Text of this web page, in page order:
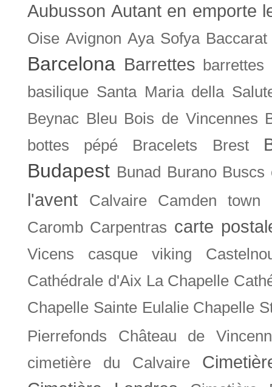
Aubusson Autant en emporte
Oise Avignon Aya Sofya Baccarat
Barcelona Barrettes barrettes
basilique Santa Maria della
Beynac Bleu Bois de Vincennes
bottes pépé
Bracelets Brest
Budapest Bunad Burano Buscs
l'avent Calvaire Camden town
Caromb Carpentras carte
Vicens casque viking
Cathédrale d'Aix La Chapelle
Chapelle Sainte Eulalie Chapelle
Pierrefonds
Château de
cimetière du Calvaire